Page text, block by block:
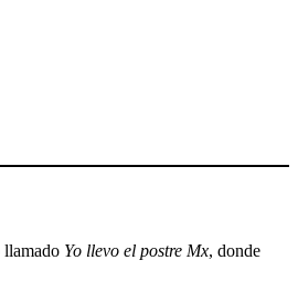
llamado Yo llevo el postre Mx, donde